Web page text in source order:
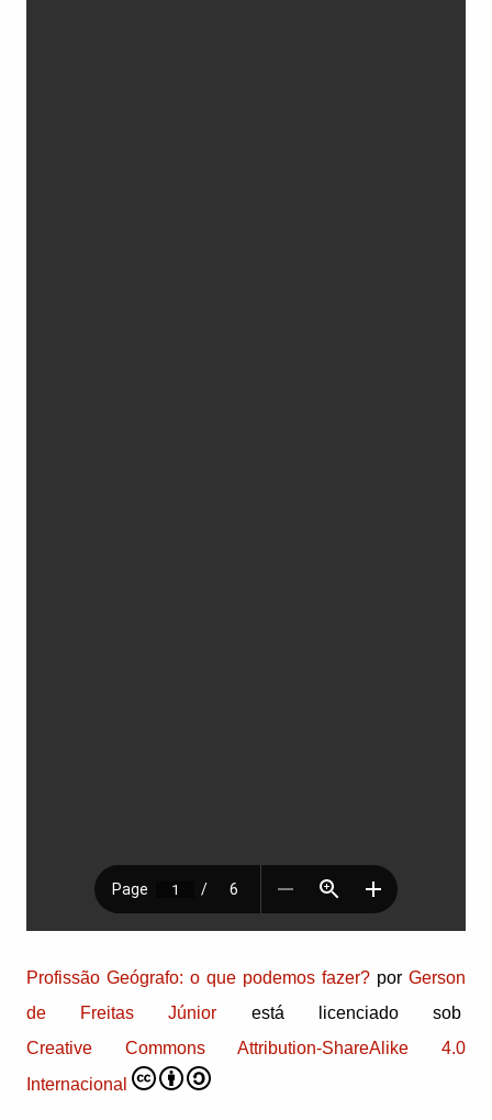
Profissão Geógrafo: o que podemos fazer? por Gerson
de Freitas Júnior está licenciado sob
Creative Commons Attribution-ShareAlike 4.0
Internacional